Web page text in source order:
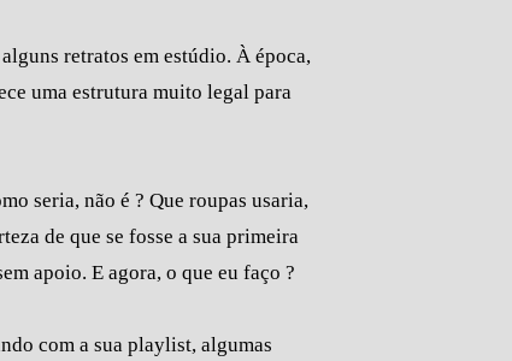
retratos em estúdio. À época,
uma estrutura muito legal para
seria, não é ? Que roupas usaria,
de que se fosse a sua primeira
apoio. E agora, o que eu faço ?
com a sua playlist, algumas